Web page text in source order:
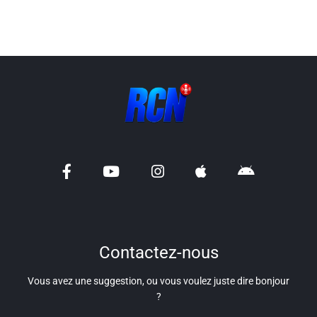
MEDIAS
Ecrire à RCN
Contactez-nous
Vous avez une suggestion, ou vous voulez juste dire bonjour
?